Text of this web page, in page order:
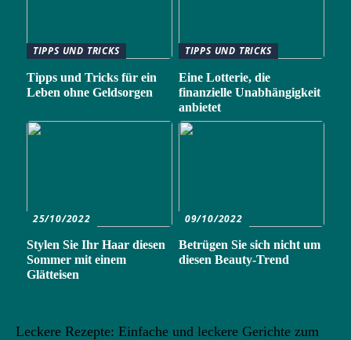
TIPPS UND TRICKS
Tipps und Tricks für ein
Leben ohne Geldsorgen
TIPPS UND TRICKS
Eine Lotterie, die
finanzielle Unabhängigkeit
anbietet
25/10/2022
Stylen Sie Ihr Haar diesen
Sommer mit einem
Glätteisen
09/10/2022
Betrügen Sie sich nicht um
diesen Beauty-Trend
Leckere Rezepte: Einfache und leckere Gerichte zum